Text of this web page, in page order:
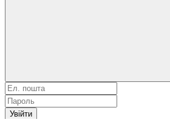
Увійти